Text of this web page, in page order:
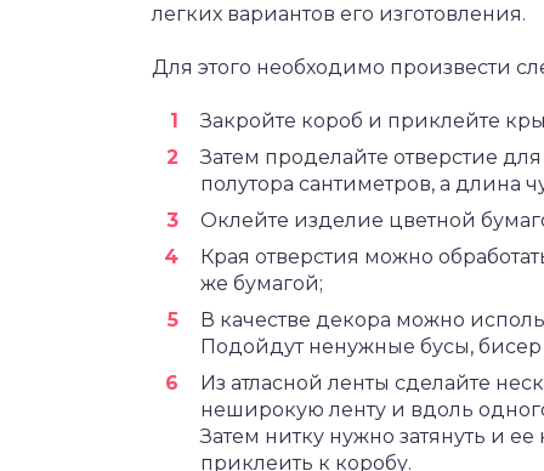
легких вариантов его изготовления.
Для этого необходимо произвести
Закройте короб и приклейте
Затем проделайте отверстие
полутора сантиметров, а длина
Оклейте изделие цветной
Края отверстия можно
же бумагой;
В качестве декора можно
Подойдут ненужные бусы, бисер
Из атласной ленты сделайте
неширокую ленту и вдоль
Затем нитку нужно затянуть и
приклеить к коробу.